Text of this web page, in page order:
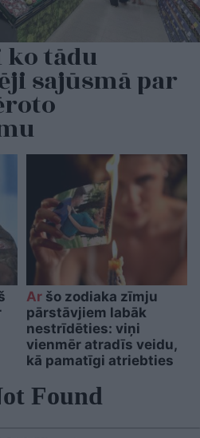
tādu
sajūsmā par
Aršo zodiaka zīmju
pārstāvjiem labāk
nestrīdēties: viņi
vienmēr atradīs veidu,
kā pamatīgi atriebties